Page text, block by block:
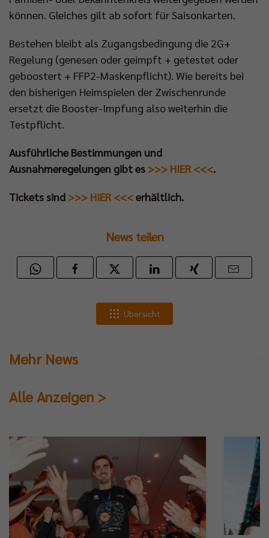
können. Gleiches gilt ab sofort für Saisonkarten.
Bestehen bleibt als Zugangsbedingung die 2G+
Regelung (genesen oder geimpft + getestet oder
geboostert + FFP2-Maskenpflicht). Wie bereits bei
den bisherigen Heimspielen der Zwischenrunde
ersetzt die Booster-Impfung also weiterhin die
Testpflicht.
Ausführliche Bestimmungen und
Ausnahmeregelungen gibt es >>> HIER <<<.
Tickets sind >>> HIER <<<erhältlich.
News teilen
Übersicht
Mehr News
Alle Anzeigen >